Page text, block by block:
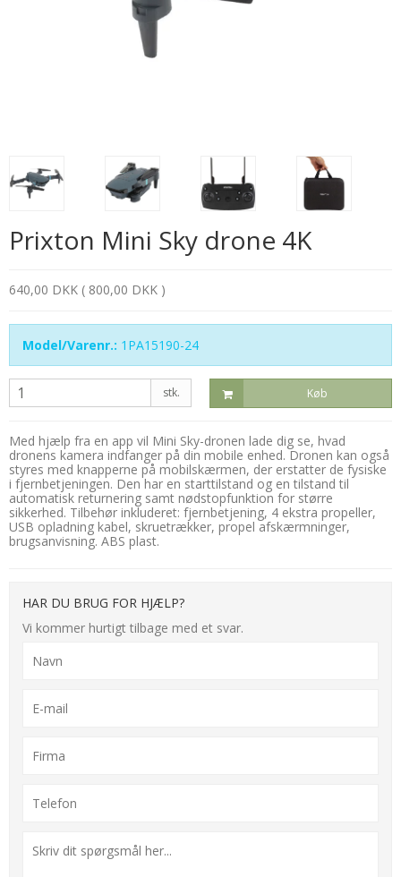
Prixton Mini Sky drone 4K
640,00 DKK ( 800,00 DKK )
Model/Varenr.: 1PA15190-24
stk. Køb
Med hjælp fra en app vil Mini Sky-dronen lade dig se, hvad
dronens kamera indfanger på din mobile enhed. Dronen kan også
styres med knapperne på mobilskærmen, der erstatter de fysiske
i fjernbetjeningen. Den har en starttilstand og en tilstand til
automatisk returnering samt nødstopfunktion for større
sikkerhed. Tilbehør inkluderet: fjernbetjening, 4 ekstra propeller,
USB opladning kabel, skruetrækker, propel afskærmninger,
brugsanvisning. ABS plast.
HAR DU BRUG FOR HJÆLP?
Vi kommer hurtigt tilbage med et svar.